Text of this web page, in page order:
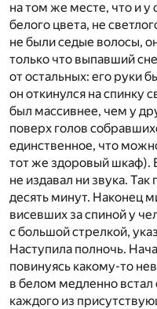
на том же месте, что и у
белого цвета, не
не были седые волосы,
только что выпавший
от остальных: его руки
он откинулся на спинку
был массивнее, чем у
поверх голов
единственное, что
тот же здоровый шкаф).
не издавал ни звука.
десять минут. Наконец
висевших за спиной у
с большой стрелкой,
Наступила полночь.
повинуясь какому-то
в белом медленно встал
каждого из